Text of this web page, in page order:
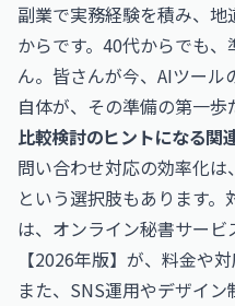
副業で実務経験を積み、
からです。40代からでも
ん。皆さんが今、AIツール
自体が、その準備の第一歩
比較検討のヒントになる関
問い合わせ対応の効率化
という選択肢もあります
は、 オンライン秘書サー
【2026年版】 が、料金や対
また、SNS運用やデザイ